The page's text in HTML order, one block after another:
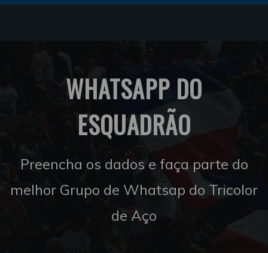
WHATSAPP DO
ESQUADRÃO
Preencha os dados e faça parte do
melhor Grupo de Whatsap do Tricolor
de Aço